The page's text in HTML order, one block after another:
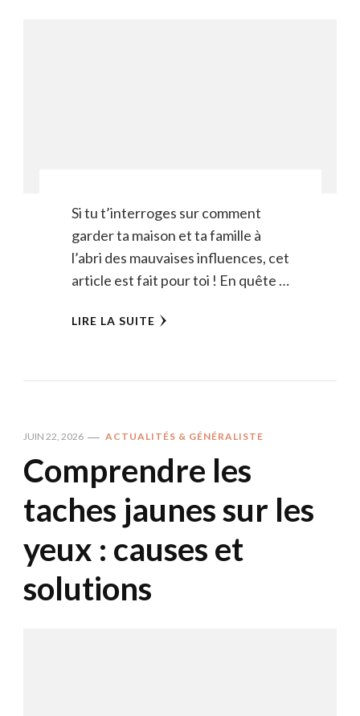
Si tu t’interroges sur comment
garder ta maison et ta famille à
l’abri des mauvaises influences, cet
article est fait pour toi ! En quête …
LIRE LA SUITE
JUIN 22, 2026 ACTUALITÉS & GÉNÉRALISTE
Comprendre les
taches jaunes sur les
yeux : causes et
solutions